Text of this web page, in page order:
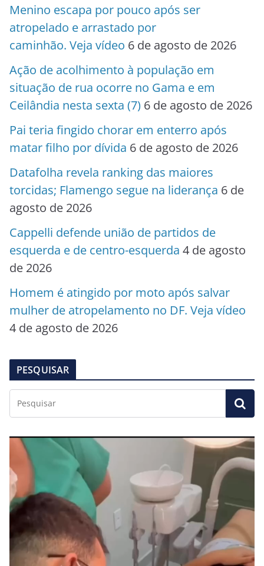
Menino escapa por pouco após ser
atropelado e arrastado por
caminhão. Veja vídeo 6 de agosto de 2026
Ação de acolhimento à população em
situação de rua ocorre no Gama e em
Ceilândia nesta sexta (7) 6 de agosto de 2026
Pai teria fingido chorar em enterro após
matar filho por dívida 6 de agosto de 2026
Datafolha revela ranking das maiores
torcidas; Flamengo segue na liderança 6 de
agosto de 2026
Cappelli defende união de partidos de
esquerda e de centro-esquerda 4 de agosto
de 2026
Homem é atingido por moto após salvar
mulher de atropelamento no DF. Veja vídeo
4 de agosto de 2026
PESQUISAR